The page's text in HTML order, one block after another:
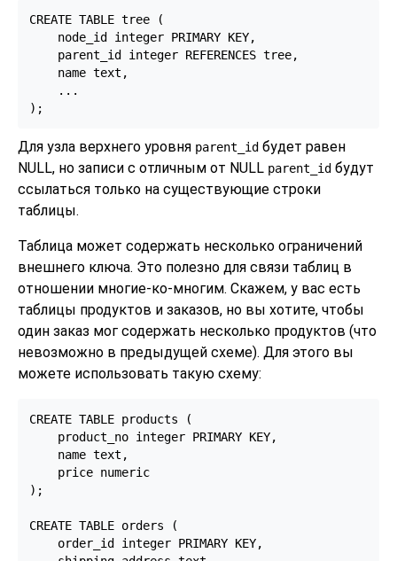
CREATE TABLE tree (
    node_id integer PRIMARY KEY,
    parent_id integer REFERENCES tree,
    name text,
    ...
);
Для узла верхнего уровня parent_id будет равен
NULL, но записи с отличным от NULL parent_id будут
ссылаться только на существующие строки
таблицы.
Таблица может содержать несколько ограничений
внешнего ключа. Это полезно для связи таблиц в
отношении многие-ко-многим. Скажем, у вас есть
таблицы продуктов и заказов, но вы хотите, чтобы
один заказ мог содержать несколько продуктов (что
невозможно в предыдущей схеме). Для этого вы
можете использовать такую схему:
CREATE TABLE products (
    product_no integer PRIMARY KEY,
    name text,
    price numeric
);
CREATE TABLE orders (
    order_id integer PRIMARY KEY,